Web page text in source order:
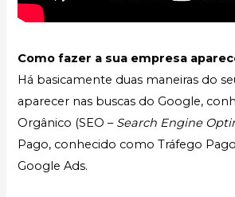
Como fazer a sua empresa
Há basicamente duas maneiras do
aparecer nas buscas do Google,
Orgânico (SEO – Search Engine
Pago, conhecido como Tráfego
Google Ads.